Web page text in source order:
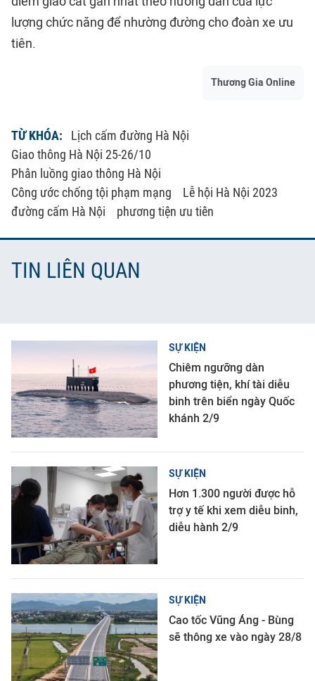
lượng chức năng để nhường đường cho đoàn xe ưu
tiên.
Thương Gia Online
TỪ KHÓA:
Lịch cấm đường Hà Nội
Giao thông Hà Nội 25-26/10
Phân luồng giao thông Hà Nội
Công ước chống tội phạm mạng
Lễ hội Hà Nội 2023
đường cấm Hà Nội
phương tiện ưu tiên
TIN LIÊN QUAN
SỰ KIỆN
Chiêm ngưỡng dàn
phương tiện, khí tài diễu
binh trên biển ngày Quốc
khánh 2/9
SỰ KIỆN
Hơn 1.300 người được hỗ
trợ y tế khi xem diễu binh,
diễu hành 2/9
SỰ KIỆN
Cao tốc Vũng Áng - Bùng
sẽ thông xe vào ngày 28/8